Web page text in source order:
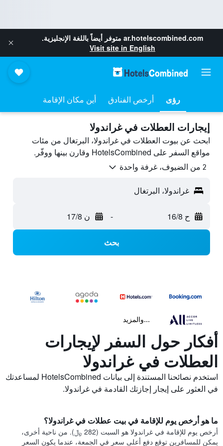
ar.hotelscombined.com متوفر أيضاً باللغة الإنجليزية.
Visit site in English
رؤى أرخص الفنادق أين مكان الإقامة
إيجارات العطلات في غراندولا
ابحث عن بيوت العطلات في غراندولا، البرتغال من مئات
مواقع السفر على HotelsCombined وقارن بينها ووفّر.
2 من الضيوف، غرفة واحدة
غراندولا، البرتغال
ح 16/8 - ن 17/8
بحث
...والمزيد
أفكار حول السفر لإيجارات
العطلات في غراندولا
استخدم نصائحنا المستندة إلى بيانات HotelsCombined لمساعدتك
في العثور على إيجار إجازتك القادمة في غراندولا.
ما هو أرخص يوم للإقامة في بيت عطلات في غراندولا؟
أرخص يوم للإقامة في غراندولا هو السبت (282 ﷼). من ناحية أخرى،
يمكن للمسافرين توقع دفع أعلى سعر في الجمعة، عندما يكون السعر